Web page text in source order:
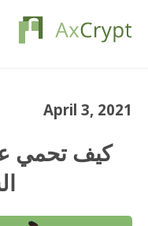
منتوجنا
April 3, 2021
كيف تحمي